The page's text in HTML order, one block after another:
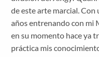
de este arte marcial. Con
años entrenando con mi
en su momento hace ya
práctica mis